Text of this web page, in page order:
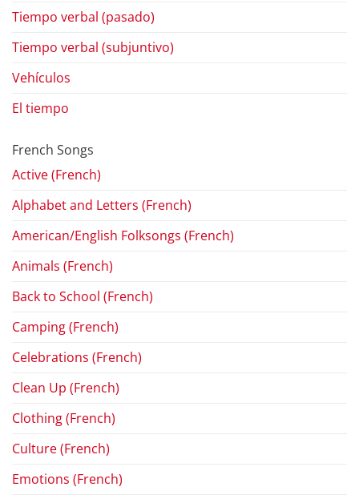
Tiempo verbal (pasado)
Tiempo verbal (subjuntivo)
Vehículos
El tiempo
French Songs
Active (French)
Alphabet and Letters (French)
American/English Folksongs (French)
Animals (French)
Back to School (French)
Camping (French)
Celebrations (French)
Clean Up (French)
Clothing (French)
Culture (French)
Emotions (French)